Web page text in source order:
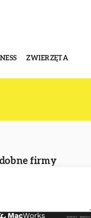
ZWIERZĘTA
firmy